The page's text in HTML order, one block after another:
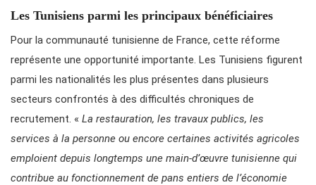
Les Tunisiens parmi les principaux bénéficiaires
Pour la communauté tunisienne de France, cette réforme
représente une opportunité importante. Les Tunisiens figurent
parmi les nationalités les plus présentes dans plusieurs
secteurs confrontés à des difficultés chroniques de
recrutement. « La restauration, les travaux publics, les
services à la personne ou encore certaines activités agricoles
emploient depuis longtemps une main-d’œuvre tunisienne qui
contribue au fonctionnement de pans entiers de l’économie